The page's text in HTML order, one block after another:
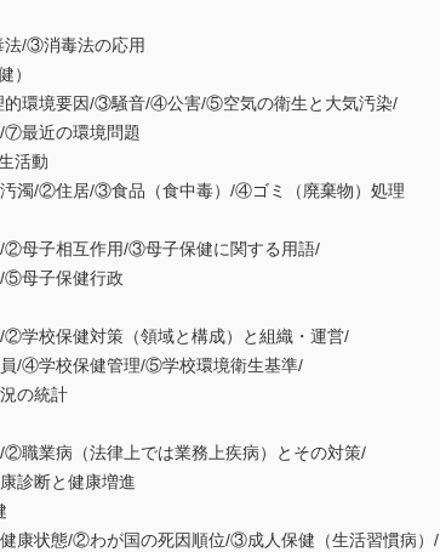
/③消毒法の応用
）
境要因/③騒音/④公害/⑤空気の衛生と大気汚染/
近の環境問題
活動
/②住居/③食品（食中毒）/④ゴミ（廃棄物）処理
子相互作用/③母子保健に関する用語/
子保健行政
校保健対策（領域と構成）と組織・運営/
④学校保健管理/⑤学校環境衛生基準/
の統計
業病（法律上では業務上疾病）とその対策/
断と健康増進
状態/②わが国の死因順位/③成人保健（生活習慣病）/